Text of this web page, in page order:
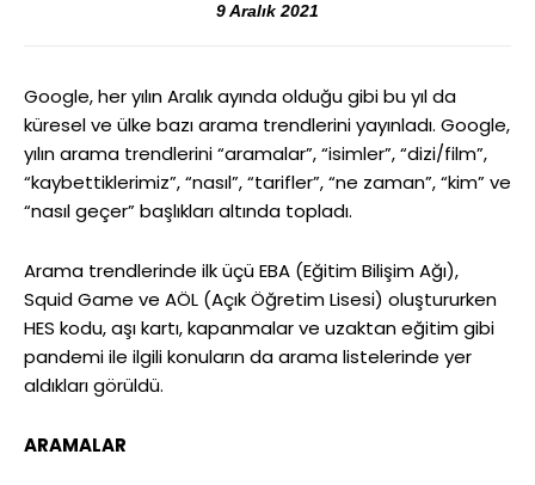
9 Aralık 2021
Google, her yılın Aralık ayında olduğu gibi bu yıl da
küresel ve ülke bazı arama trendlerini yayınladı. Google,
yılın arama trendlerini “aramalar”, “isimler”, “dizi/film”,
“kaybettiklerimiz”, “nasıl”, “tarifler”, “ne zaman”, “kim” ve
“nasıl geçer” başlıkları altında topladı.
Arama trendlerinde ilk üçü EBA (Eğitim Bilişim Ağı),
Squid Game ve AÖL (Açık Öğretim Lisesi) oluştururken
HES kodu, aşı kartı, kapanmalar ve uzaktan eğitim gibi
pandemi ile ilgili konuların da arama listelerinde yer
aldıkları görüldü.
ARAMALAR